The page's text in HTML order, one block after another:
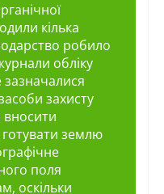
кілька
робило
обліку
зазначалися
захисту
готувати землю
поля
оскільки